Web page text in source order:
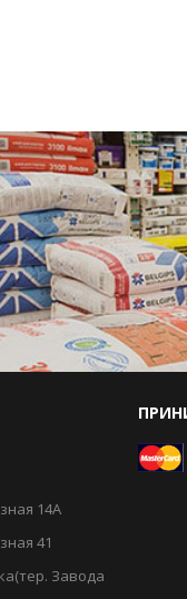
14А
41
Завода